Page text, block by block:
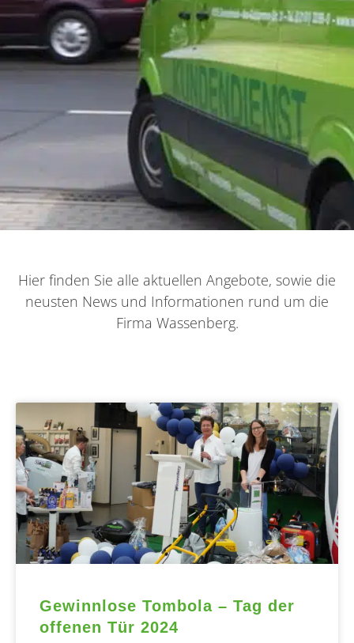
Hier finden Sie alle aktuellen Angebote, sowie die
neusten News und Informationen rund um die
Firma Wassenberg.
Gewinnlose Tombola – Tag der
offenen Tür 2024